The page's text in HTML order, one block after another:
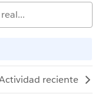
reciente